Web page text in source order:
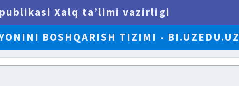
Xalq ta’limi vazirligi
BOSHQARISH TIZIMI - BI.UZEDU.UZ